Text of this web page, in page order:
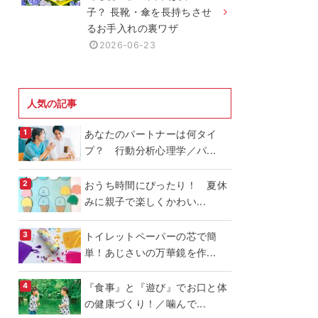
子？ 長靴・傘を長持ちさせ
るお手入れの裏ワザ
2026-06-23
人気の記事
あなたのパートナーは何タイ
プ？ 行動分析心理学／パ...
おうち時間にぴったり！ 夏休
みに親子で楽しくかわい...
トイレットペーパーの芯で簡
単！あじさいの万華鏡を作...
『食事』と『遊び』でお口と体
の健康づくり！／噛んで...